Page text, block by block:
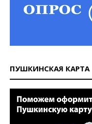
ПУШКИНСКАЯ КАРТА